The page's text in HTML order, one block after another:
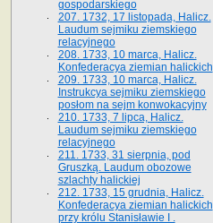
gospodarskiego
207. 1732, 17 listopada, Halicz.
Laudum sejmiku ziemskiego
relacyjnego
208. 1733, 10 marca, Halicz.
Konfederacya ziemian halickich­
209. 1733, 10 marca, Halicz.
Instrukcya sejmiku ziemskiego
posłom na sejm konwokacyjny
210. 1733, 7 lipca, Halicz.
Laudum sejmiku ziemskiego
relacyjnego
211. 1733, 31 sierpnia, pod
Gruszką. Laudum obozowe
szlachty halickiej
212. 1733, 15 grudnia, Halicz.
Konfederacya ziemian halickich
przy królu Stanisławie I .